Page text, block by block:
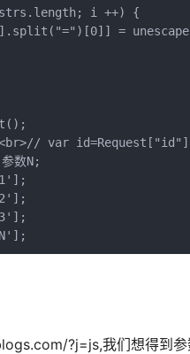
i ++) {
=
var
数N;
1'];
2'];
3'];
?j=js,我们想得到参